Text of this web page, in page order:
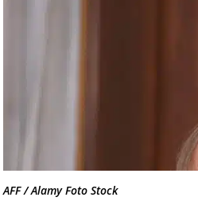
AFF / Alamy Foto Stock